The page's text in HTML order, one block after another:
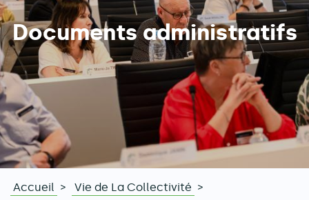
Documents administratifs
Accueil Vie de La Collectivité